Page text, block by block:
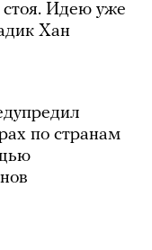
стоя. Идею уже
Хан
по странам